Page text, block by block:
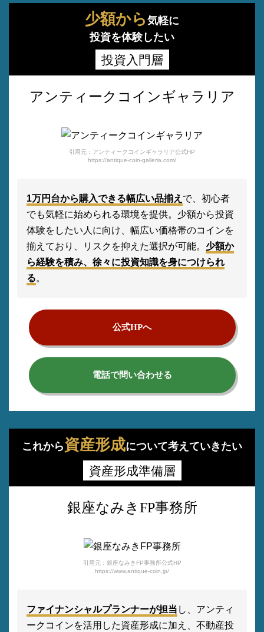
少額から 気軽に
投資を体験したい
投資入門層
アンティークコインギャラリア
引用元：アンティークコインギャラリア公式HP
https://antique-coin-galleria.com/
1万円台から購入できる幅広い品揃え で、初心者
でも気軽に始められる環境を提供。少額から投資
体験をしたい人に向け、幅広い価格帯のコインを
揃えており、リスクを抑えた選択が可能。 少額か
ら経験を積み、徐々に投資知識を身につけられ
る。
公式HPへ
電話で問い合わせる
これから資産形成について考えていきたい
資産形成準備層
銀座なみきFP事務所
引用元：銀座なみきFP事務所公式HP
https://www.antique-coin.jp/
ファイナンシャルプランナーが担当 し、アンティ
ークコインを活用した資産形成に加え、不動産投